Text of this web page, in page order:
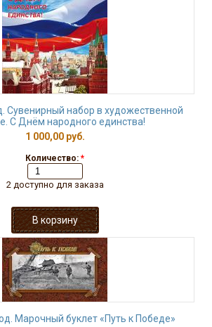
Сувенирный набор в художественной
С Днём народного единства!
1 000,00 руб.
Количество: *
2 доступно для заказа
Марочный буклет «Путь к Победе»